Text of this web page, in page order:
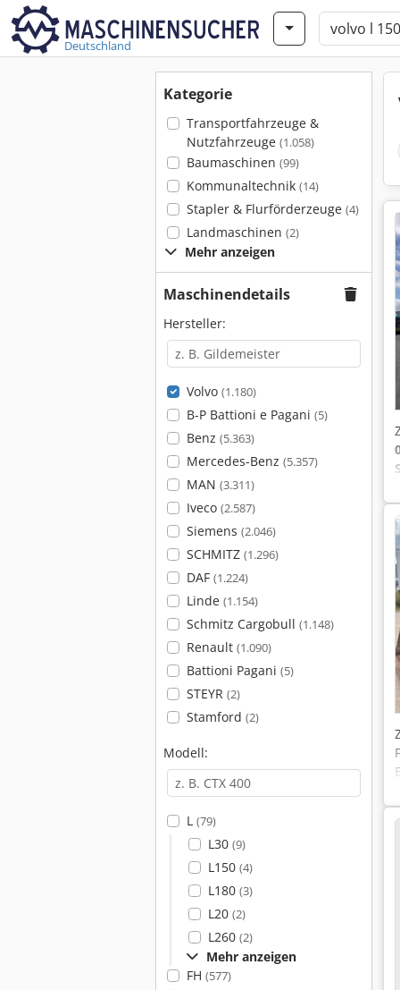
Deutschland
Kategorie
Transportfahrzeuge &
Nutzfahrzeuge (1.058)
Baumaschinen (99)
Kommunaltechnik (14)
Stapler & Flurförderzeuge (4)
Landmaschinen (2)
Mehr anzeigen
Maschinendetails
Hersteller:
Volvo (1.180)
B-P Battioni e Pagani (5)
Benz (5.363)
Mercedes-Benz (5.357)
MAN (3.311)
Iveco (2.587)
Siemens (2.046)
SCHMITZ (1.296)
DAF (1.224)
Linde (1.154)
Schmitz Cargobull (1.148)
Renault (1.090)
Battioni Pagani (5)
STEYR (2)
Stamford (2)
Modell:
L (79)
L30 (9)
L150 (4)
L180 (3)
L20 (2)
L260 (2)
Mehr anzeigen
FH (577)